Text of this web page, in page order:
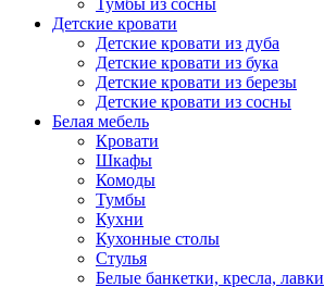
Тумбы из сосны
Детские кровати
Детские кровати из дуба
Детские кровати из бука
Детские кровати из березы
Детские кровати из сосны
Белая мебель
Кровати
Шкафы
Комоды
Тумбы
Кухни
Кухонные столы
Стулья
Белые банкетки, кресла, лавки